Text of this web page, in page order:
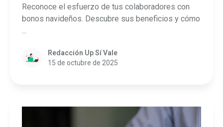
Reconoce el esfuerzo de tus colaboradores con
bonos navideños. Descubre sus beneficios y cómo
Redacción Up Sí Vale
15 de octubre de 2025